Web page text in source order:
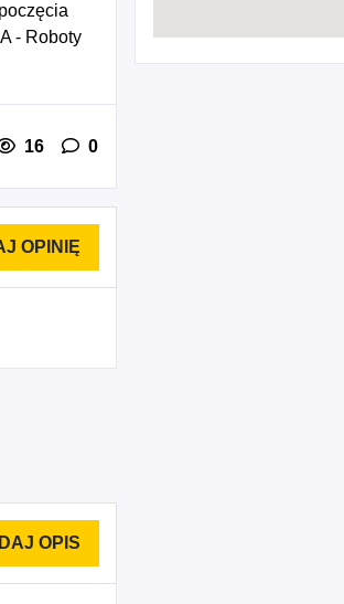
- Roboty
4341Z -
16 0